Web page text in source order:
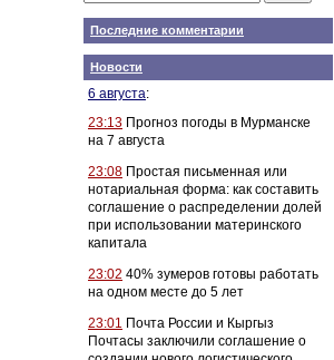
Последние комментарии
Новости
6 августа:
23:13 Прогноз погоды в Мурманске
на 7 августа
23:08 Простая письменная или
нотариальная форма: как составить
соглашение о распределении долей
при использовании материнского
капитала
23:02 40% зумеров готовы работать
на одном месте до 5 лет
23:01 Почта России и Кыргыз
Почтасы заключили соглашение о